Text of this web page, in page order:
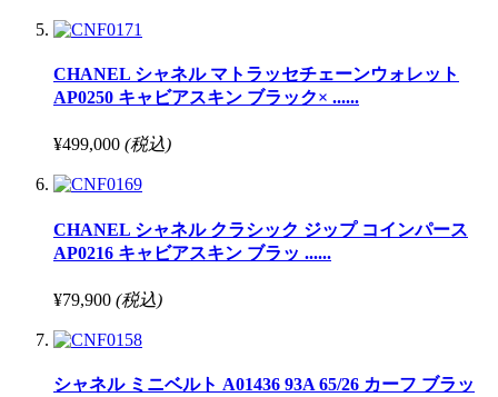
CHANEL シャネル マトラッセチェーンウォレット
AP0250 キャビアスキン ブラック× ......
¥499,000 (税込)
CHANEL シャネル クラシック ジップ コインパース
AP0216 キャビアスキン ブラッ ......
¥79,900 (税込)
シャネル ミニベルト A01436 93A 65/26 カーフ ブラッ